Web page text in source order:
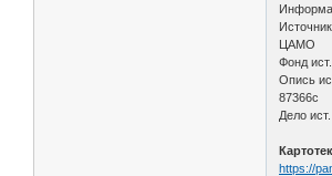
ЦАМО
Фонд
Опись
87366с
Дело
https://